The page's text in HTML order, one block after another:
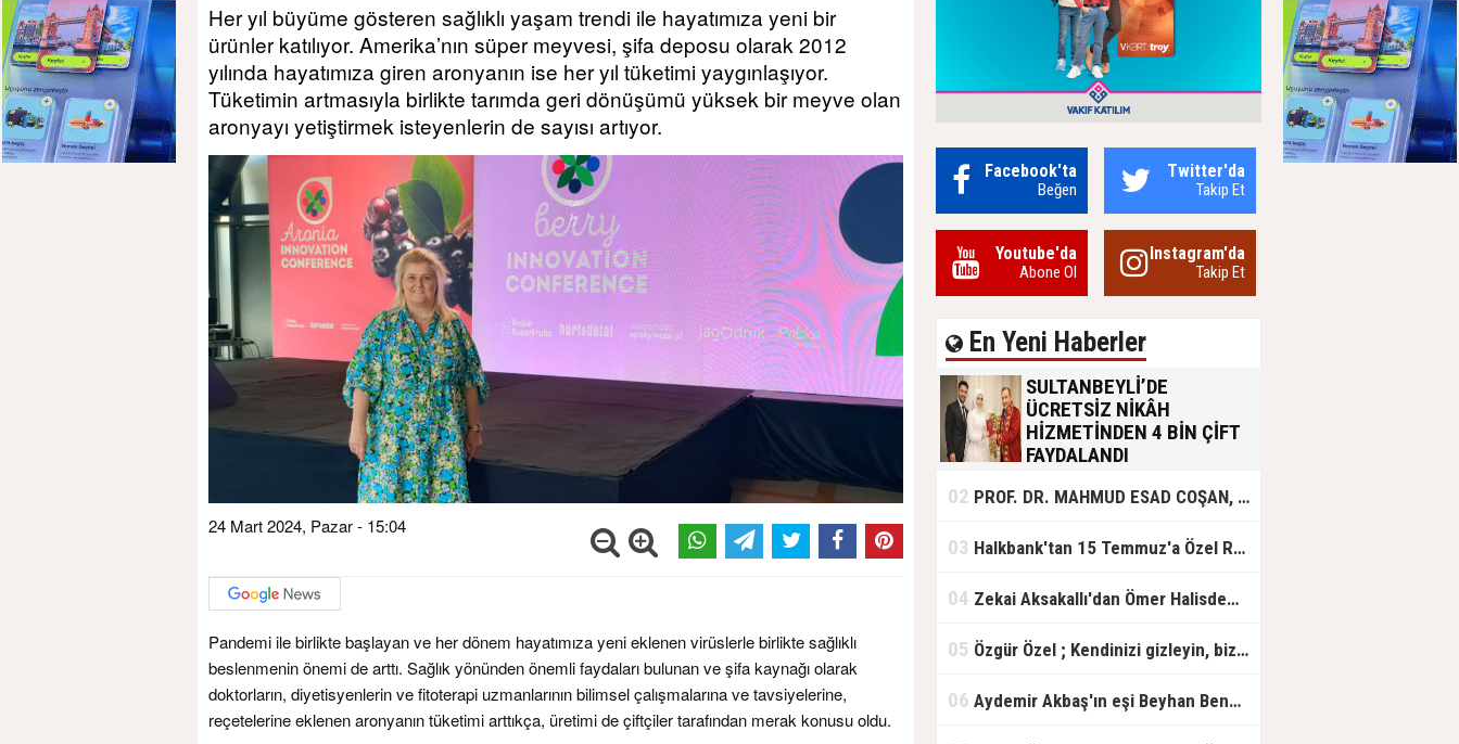
Her yıl büyüme gösteren sağlıklı yaşam trendi ile hayatımıza yeni bir
ürünler katılıyor. Amerika’nın süper meyvesi, şifa deposu olarak 2012
yılında hayatımıza giren aronyanın ise her yıl tüketimi yaygınlaşıyor.
Tüketimin artmasıyla birlikte tarımda geri dönüşümü yüksek bir meyve olan
aronyayı yetiştirmek isteyenlerin de sayısı artıyor.
24 Mart 2024, Pazar - 15:04
Pandemi ile birlikte başlayan ve her dönem hayatımıza yeni eklenen virüslerle birlikte sağlıklı
beslenmenin önemi de arttı. Sağlık yönünden önemli faydaları bulunan ve şifa kaynağı olarak
doktorların, diyetisyenlerin ve fitoterapi uzmanlarının bilimsel çalışmalarına ve tavsiyelerine,
reçetelerine eklenen aronyanın tüketimi arttıkça, üretimi de çiftçiler tarafından merak konusu oldu.
Facebook'ta
Beğen
Twitter'da
Takip Et
Youtube'da
Abone Ol
Instagram'da
Takip Et
En Yeni Haberler
SULTANBEYLİ’DE
ÜCRETSİZ NİKÂH
HİZMETİNDEN 4 BİN ÇİFT
FAYDALANDI
olan gençlere destek amacıyla
başlattığı ücretsiz nikâh hizmetini
başlattıklarını belirten Sultanbeyli
ücretsiz hizmet vermenin
02 PROF. DR. MAHMUD ESAD COŞAN, DOĞUMUNUN HİCRÎ 91. YILINDA ELAZIĞ'DA YÂD EDİLECEK
03 Halkbank'tan 15 Temmuz'a Özel Reklam Filmi: "İrade Bizim, Zafer Bizim"
04 Zekai Aksakallı'dan Ömer Halisdemir'e 'vefa' ziyareti!
05 Özgür Özel ; Kendinizi gizleyin, bizden işaret bekleyin
06 Aydemir Akbaş'ın eşi Beyhan Benek Akbaş hayatını kaybetti